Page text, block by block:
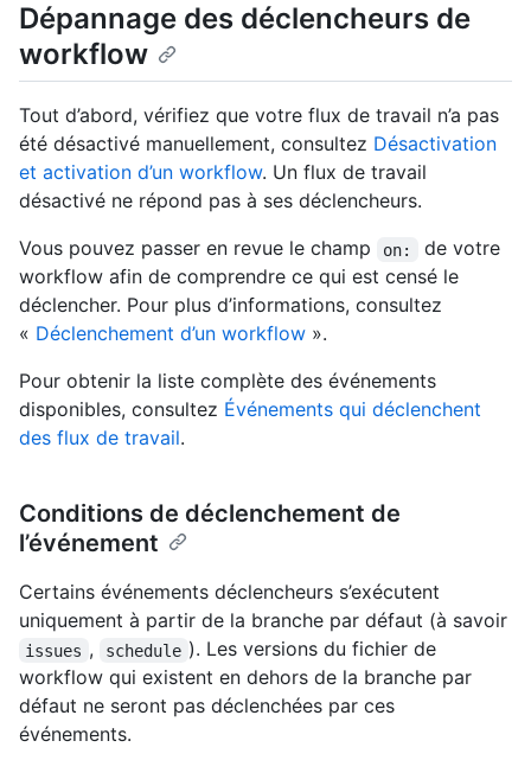
Dépannage des déclencheurs de
workflow
Tout d’abord, vérifiez que votre flux de travail n’a pas
été désactivé manuellement, consultez Désactivation
et activation d’un workflow. Un flux de travail
désactivé ne répond pas à ses déclencheurs.
Vous pouvez passer en revue le champ
on:
de votre
workflow afin de comprendre ce qui est censé le
déclencher. Pour plus d’informations, consultez
« Déclenchement d’un workflow ».
Pour obtenir la liste complète des événements
disponibles, consultez Événements qui déclenchent
des flux de travail.
Conditions de déclenchement de
l’événement
Certains événements déclencheurs s’exécutent
uniquement à partir de la branche par défaut (à savoir
issues , schedule ). Les versions du fichier de
workflow qui existent en dehors de la branche par
défaut ne seront pas déclenchées par ces
événements.